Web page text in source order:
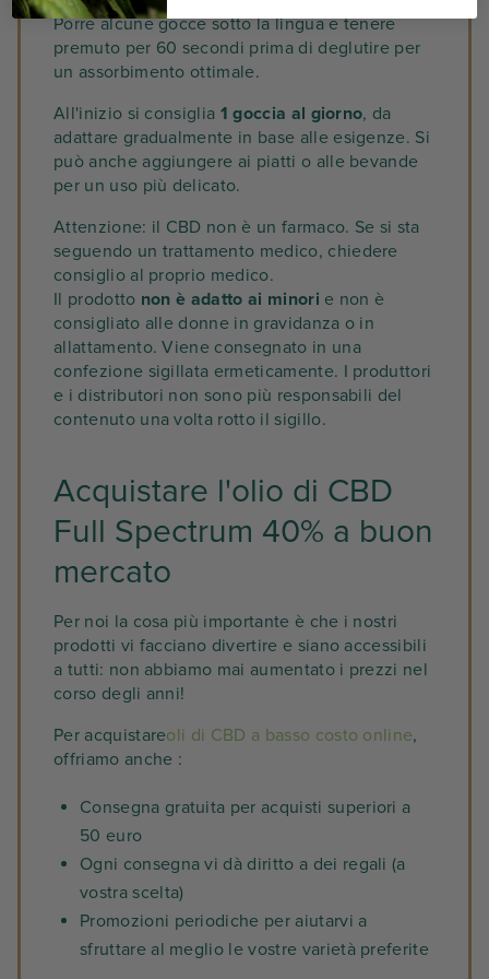
Porre alcune gocce sotto la lingua e tenere
premuto per 60 secondi prima di deglutire per
un assorbimento ottimale.
All'inizio si consiglia 1 goccia al giorno, da
adattare gradualmente in base alle esigenze. Si
può anche aggiungere ai piatti o alle bevande
per un uso più delicato.
Attenzione: il CBD non è un farmaco. Se si sta
seguendo un trattamento medico, chiedere
consiglio al proprio medico.
Il prodotto non è adatto ai minori e non è
consigliato alle donne in gravidanza o in
allattamento. Viene consegnato in una
confezione sigillata ermeticamente. I produttori
e i distributori non sono più responsabili del
contenuto una volta rotto il sigillo.
Acquistare l'olio di CBD
Full Spectrum 40% a buon
mercato
Per noi la cosa più importante è che i nostri
prodotti vi facciano divertire e siano accessibili
a tutti: non abbiamo mai aumentato i prezzi nel
corso degli anni!
Per acquistareoli di CBD a basso costo online,
offriamo anche :
Consegna gratuita per acquisti superiori a
50 euro
Ogni consegna vi dà diritto a dei regali (a
vostra scelta)
Promozioni periodiche per aiutarvi a
sfruttare al meglio le vostre varietà preferite